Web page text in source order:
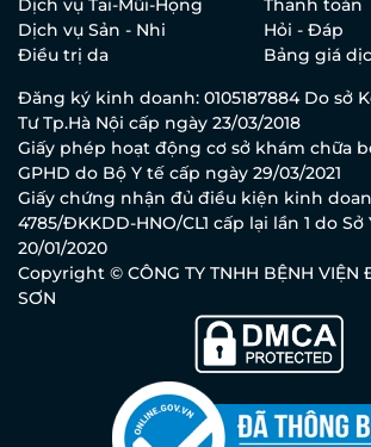
Dịch vụ Tai-Mũi-Họng
Dịch vụ Sản - Nhi
Điều trị da
Thanh toán
Hỏi - Đáp
Bảng giá
Đăng ký kinh doanh: 0105187884 Do sở
Tư Tp.Hà Nội cấp ngày 23/03/2018
Giấy phép hoạt động cơ sở khám chữa
GPHD do Bộ Y tế cấp ngày 29/03/2021
Giấy chứng nhận đủ điều kiện kinh
4785/ĐKKDD-HNO/CL1 cấp lại lần 1 do
20/01/2020
Copyright © CÔNG TY TNHH BỆNH VIỆN
SƠN